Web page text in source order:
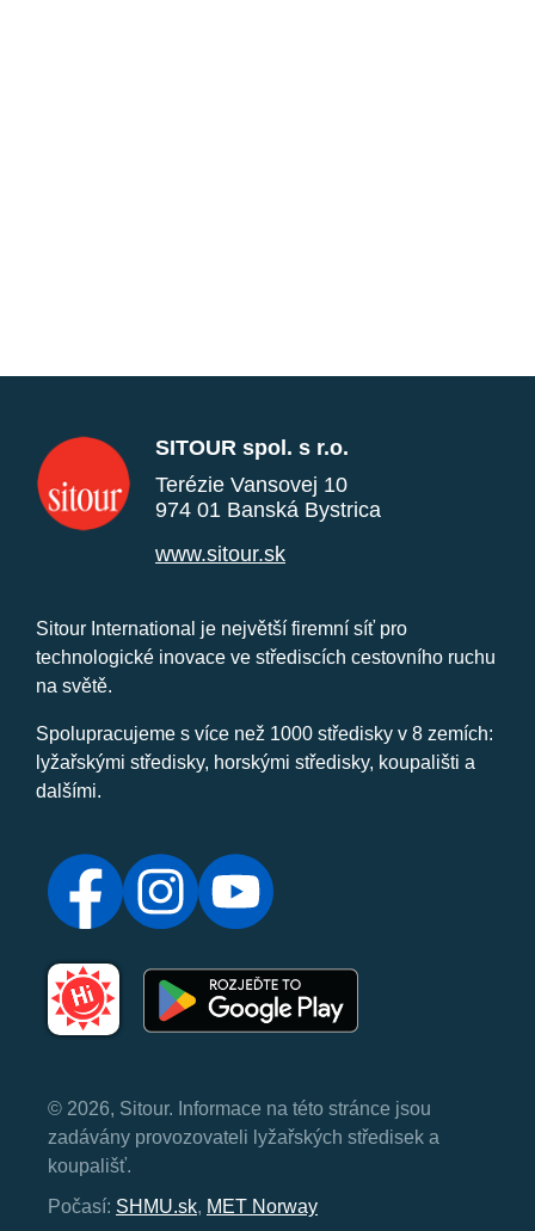
SITOUR spol. s r.o.
Terézie Vansovej 10
974 01 Banská Bystrica
www.sitour.sk
Sitour International je největší firemní síť pro
technologické inovace ve střediscích cestovního ruchu
na světě.
Spolupracujeme s více než 1000 středisky v 8 zemích:
lyžařskými středisky, horskými středisky, koupališti a
dalšími.
© 2026, Sitour. Informace na této stránce jsou
zadávány provozovateli lyžařských středisek a
koupališť.
Počasí: SHMU.sk, MET Norway